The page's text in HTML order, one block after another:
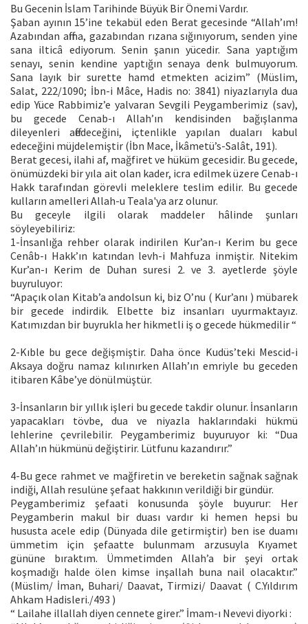
Bu Gecenin İslam Tarihinde Büyük Bir Önemi Vardır.
Şaban ayının 15’ine tekabül eden Berat gecesinde “Allah’ım!
Azabından affına, gazabından rızana sığınıyorum, senden yine
sana ilticâ ediyorum. Senin şanın yücedir. Sana yaptığım
senayı, senin kendine yaptığın senaya denk bulmuyorum.
Sana layık bir surette hamd etmekten acizim” (Müslim,
Salat, 222/1090; İbn-i Mâce, Hadis no: 3841) niyazlarıyla dua
edip Yüce Rabbimiz’e yalvaran Sevgili Peygamberimiz (sav),
bu gecede Cenab-ı Allah’ın kendisinden bağışlanma
dileyenleri affedeceğini, içtenlikle yapılan duaları kabul
edeceğini müjdelemiştir (İbn Mace, İkâmetü’s-Salât, 191).
Berat gecesi, ilahi af, mağfiret ve hüküm gecesidir. Bu gecede,
önümüzdeki bir yıla ait olan kader, icra edilmek üzere Cenab-ı
Hakk tarafından görevli meleklere teslim edilir. Bu gecede
kulların amelleri Allah-u Teala'ya arz olunur.
Bu geceyle ilgili olarak maddeler hâlinde şunları
söyleyebiliriz:
1-İnsanlığa rehber olarak indirilen Kur’an-ı Kerim bu gece
Cenâb-ı Hakk’ın katından levh-i Mahfuza inmiştir. Nitekim
Kur’an-ı Kerim de Duhan suresi 2. ve 3. ayetlerde şöyle
buyruluyor:
“Apaçık olan Kitab’a andolsun ki, biz O’nu ( Kur’anı ) mübarek
bir gecede indirdik. Elbette biz insanları uyurmaktayız.
Katımızdan bir buyrukla her hikmetli iş o gecede hükmedilir “
2-Kıble bu gece değişmiştir. Daha önce Kudüs’teki Mescid-i
Aksaya doğru namaz kılınırken Allah’ın emriyle bu geceden
itibaren Kâbe’ye dönülmüştür.
3-İnsanların bir yıllık işleri bu gecede takdir olunur. İnsanların
yapacakları tövbe, dua ve niyazla haklarındaki hükmü
lehlerine çevrilebilir. Peygamberimiz buyuruyor ki: “Dua
Allah’ın hükmünü değiştirir. Lütfunu kazandırır.”
4-Bu gece rahmet ve mağfiretin ve bereketin sağnak sağnak
indiği, Allah resulüne şefaat hakkının verildiği bir gündür.
Peygamberimiz şefaati konusunda şöyle buyurur: Her
Peygamberin makul bir duası vardır ki hemen hepsi bu
hususta acele edip (Dünyada dile getirmiştir) ben ise duamı
ümmetim için şefaatte bulunmam arzusuyla Kıyamet
gününe bıraktım. Ümmetimden Allah’a bir şeyi ortak
koşmadığı halde ölen kimse inşallah buna nail olacaktır.”
(Müslim/ İman, Buhari/ Daavat, Tirmizi/ Daavat ( C.Yıldırım
Ahkam Hadisleri./493 )
“ Lailahe illallah diyen cennete girer.” İmam-ı Nevevi diyorki :